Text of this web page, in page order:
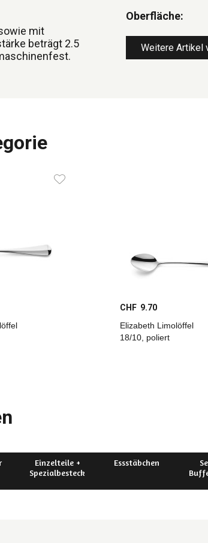
mit
beträgt 2.5
Oberfläche:
Weitere Artikel
CHF 9.70
Elizabeth Limolöffel
18/10, poliert
Einzelteile +
Spezialbesteck
Essstäbchen